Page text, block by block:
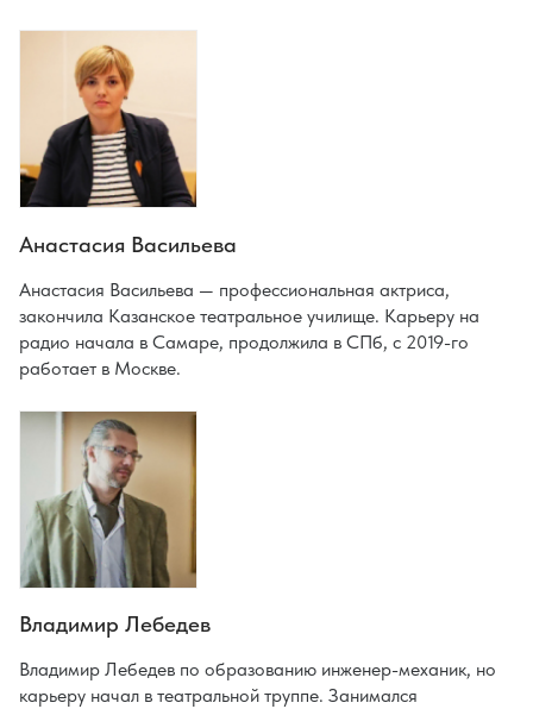
Анастасия Васильева
Анастасия Васильева — профессиональная актриса,
закончила Казанское театральное училище. Карьеру на
радио начала в Самаре, продолжила в СПб, с 2019-го
работает в Москве.
Владимир Лебедев
Владимир Лебедев по образованию инженер-механик, но
карьеру начал в театральной труппе. Занимался